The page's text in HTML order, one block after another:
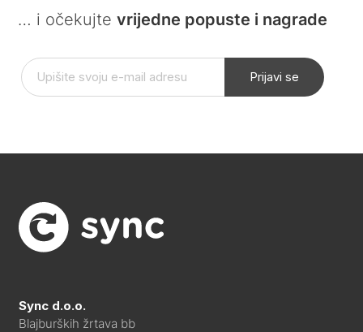
… i očekujte vrijedne popuste i nagrade
Prijavi se
Sync d.o.o.
Blajburških žrtava bb